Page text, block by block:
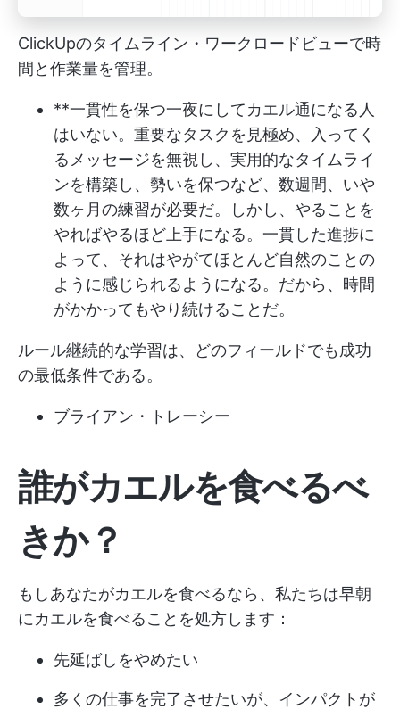
ClickUpのタイムライン・ワークロードビューで時
間と作業量を管理。
**一貫性を保つ一夜にしてカエル通になる人
はいない。重要なタスクを見極め、入ってく
るメッセージを無視し、実用的なタイムライ
ンを構築し、勢いを保つなど、数週間、いや
数ヶ月の練習が必要だ。しかし、やることを
やればやるほど上手になる。一貫した進捗に
よって、それはやがてほとんど自然のことの
ように感じられるようになる。だから、時間
がかかってもやり続けることだ。
ルール継続的な学習は、どのフィールドでも成功
の最低条件である。
ブライアン・トレーシー
誰がカエルを食べるべ
きか？
もしあなたがカエルを食べるなら、私たちは早朝
にカエルを食べることを処方します：
先延ばしをやめたい
多くの仕事を完了させたいが、インパクトが